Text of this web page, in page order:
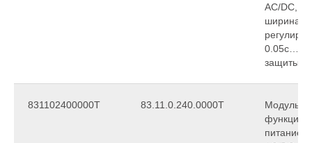
АС/DC,
ширина
защиты
831102400000T 83.11.0.240.0000T
питание